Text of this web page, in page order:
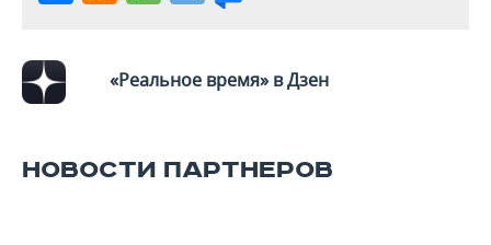
«Реальное время» в Дзен
НОВОСТИ ПАРТНЕРОВ